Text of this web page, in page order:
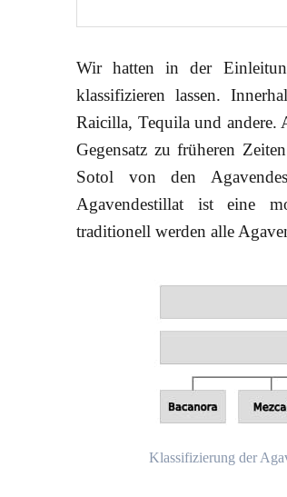
Wir hatten in der
klassifizieren lassen.
Raicilla, Tequila und
Gegensatz zu früheren
Sotol von den
Agavendestillat ist eine
traditionell werden alle
Klassifizierung der